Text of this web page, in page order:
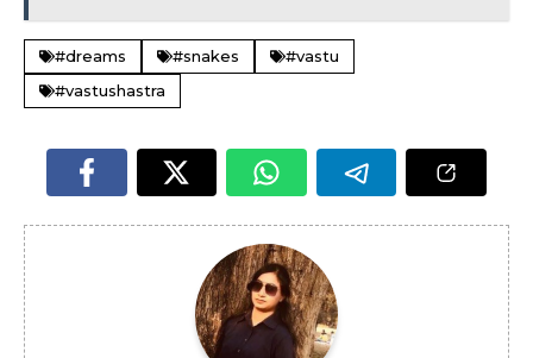
#dreams #snakes
#vastu
#vastushastra